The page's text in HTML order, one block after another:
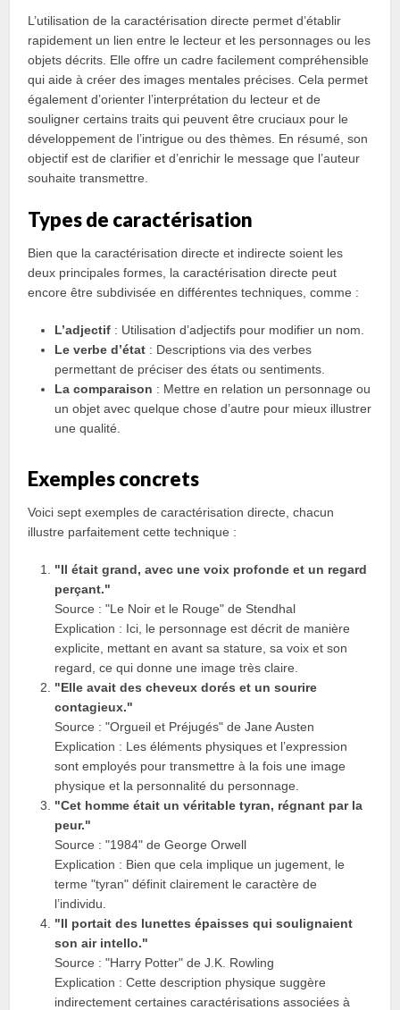
L’utilisation de la caractérisation directe permet d’établir
rapidement un lien entre le lecteur et les personnages ou les
objets décrits. Elle offre un cadre facilement compréhensible
qui aide à créer des images mentales précises. Cela permet
également d’orienter l’interprétation du lecteur et de
souligner certains traits qui peuvent être cruciaux pour le
développement de l’intrigue ou des thèmes. En résumé, son
objectif est de clarifier et d’enrichir le message que l’auteur
souhaite transmettre.
Types de caractérisation
Bien que la caractérisation directe et indirecte soient les
deux principales formes, la caractérisation directe peut
encore être subdivisée en différentes techniques, comme :
L’adjectif : Utilisation d’adjectifs pour modifier un nom.
Le verbe d’état : Descriptions via des verbes
permettant de préciser des états ou sentiments.
La comparaison : Mettre en relation un personnage ou
un objet avec quelque chose d’autre pour mieux illustrer
une qualité.
Exemples concrets
Voici sept exemples de caractérisation directe, chacun
illustre parfaitement cette technique :
"Il était grand, avec une voix profonde et un regard
perçant."
Source : "Le Noir et le Rouge" de Stendhal
Explication : Ici, le personnage est décrit de manière
explicite, mettant en avant sa stature, sa voix et son
regard, ce qui donne une image très claire.
"Elle avait des cheveux dorés et un sourire
contagieux."
Source : "Orgueil et Préjugés" de Jane Austen
Explication : Les éléments physiques et l’expression
sont employés pour transmettre à la fois une image
physique et la personnalité du personnage.
"Cet homme était un véritable tyran, régnant par la
peur."
Source : "1984" de George Orwell
Explication : Bien que cela implique un jugement, le
terme "tyran" définit clairement le caractère de
l’individu.
"Il portait des lunettes épaisses qui soulignaient
son air intello."
Source : "Harry Potter" de J.K. Rowling
Explication : Cette description physique suggère
indirectement certaines caractérisations associées à